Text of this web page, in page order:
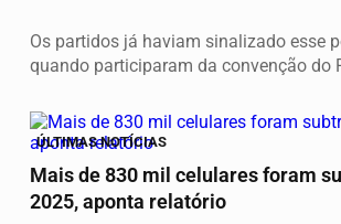
Os partidos já haviam sinalizado esse
quando participaram da convenção do
ÚLTIMAS NOTÍCIAS
Mais de 830 mil celulares foram
2025, aponta relatório